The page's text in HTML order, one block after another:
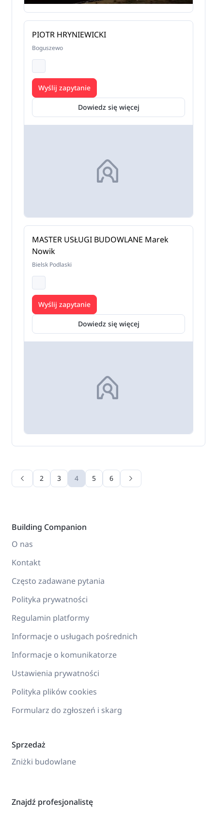
PIOTR HRYNIEWICKI
Boguszewo
Dowiedz się więcej
Wyślij zapytanie
MASTER USŁUGI BUDOWLANE Marek
Nowik
Bielsk Podlaski
Dowiedz się więcej
Wyślij zapytanie
2 3 4 5 6
Building Companion
O nas
Kontakt
Często zadawane pytania
Polityka prywatności
Regulamin platformy
Informacje o usługach pośrednich
Informacje o komunikatorze
Ustawienia prywatności
Polityka plików cookies
Formularz do zgłoszeń i skarg
Sprzedaż
Zniżki budowlane
Znajdź profesjonalistę